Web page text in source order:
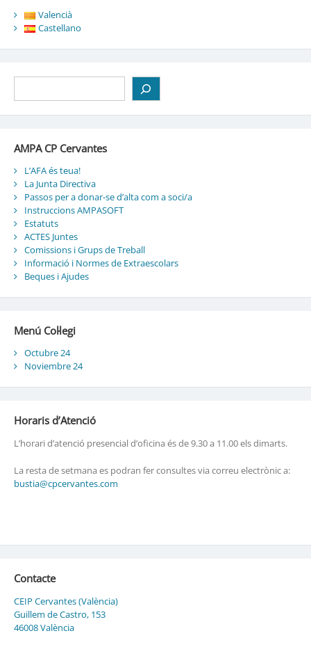
Valencià
Castellano
AMPA CP Cervantes
L’AFA és teua!
La Junta Directiva
Passos per a donar-se d’alta com a soci/a
Instruccions AMPASOFT
Estatuts
ACTES Juntes
Comissions i Grups de Treball
Informació i Normes de Extraescolars
Beques i Ajudes
Menú Col·legi
Octubre 24
Noviembre 24
Horaris d’Atenció
L’horari d’atenció presencial d’oficina és de 9.30 a 11.00 els dimarts.
La resta de setmana es podran fer consultes via correu electrònic a:
bustia@cpcervantes.com
Contacte
CEIP Cervantes (València)
Guillem de Castro, 153
46008 València